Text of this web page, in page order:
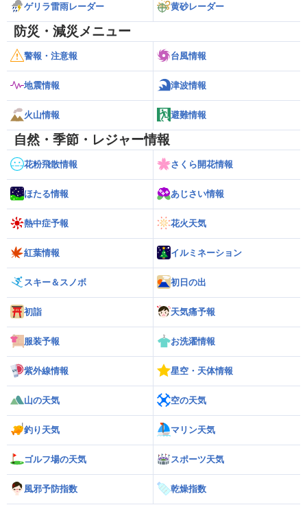
ゲリラ雷雨レーダー 黄砂レーダー
防災・減災メニュー
警報・注意報 台風情報
地震情報 津波情報
火山情報 避難情報
自然・季節・レジャー情報
花粉飛散情報 さくら開花情報
ほたる情報 あじさい情報
熱中症予報 花火天気
紅葉情報 イルミネーション
スキー＆スノボ 初日の出
初詣 天気痛予報
服装予報 お洗濯情報
紫外線情報 星空・天体情報
山の天気 空の天気
釣り天気 マリン天気
ゴルフ場の天気 スポーツ天気
風邪予防指数 乾燥指数